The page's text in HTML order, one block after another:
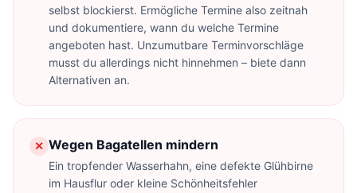
selbst blockierst. Ermögliche Termine also zeitnah
und dokumentiere, wann du welche Termine
angeboten hast. Unzumutbare Terminvorschläge
musst du allerdings nicht hinnehmen – biete dann
Alternativen an.
✕ Wegen Bagatellen mindern
Ein tropfender Wasserhahn, eine defekte Glühbirne
im Hausflur oder kleine Schönheitsfehler